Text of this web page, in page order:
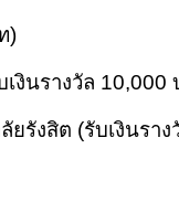
)
เงินรางวัล 10,000
ยรังสิต (รับเงินรา